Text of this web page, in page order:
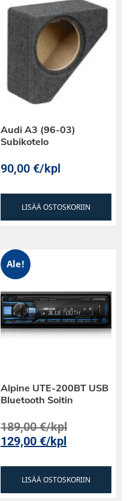
Audi A3 (96-03)
Subikotelo
90,00€/kpl
LISÄÄ OSTOSKORIIN
Ale!
Alpine UTE-200BT USB
Bluetooth Soitin
189,00€/kpl
129,00€/kpl
LISÄÄ OSTOSKORIIN